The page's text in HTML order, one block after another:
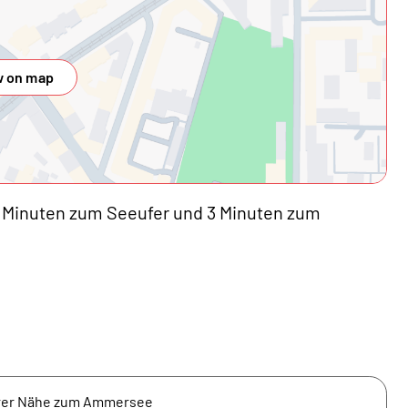
on map
zum Seeufer und 3 Minuten zum
Nähe zum Ammersee